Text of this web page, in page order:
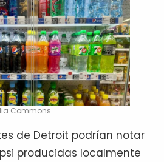
Commons
de Detroit podrían notar
producidas localmente